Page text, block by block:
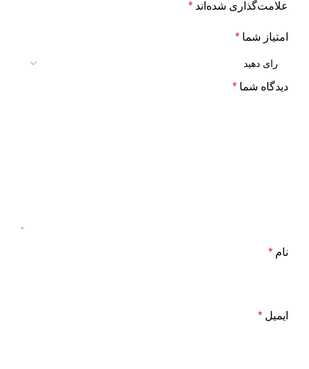
علامت‌گذاری شده‌اند *
امتیاز شما *
دیدگاه شما *
نام *
ایمیل *